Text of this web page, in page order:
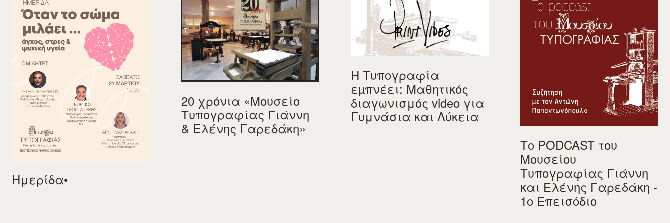
Ημερίδα•
20 χρόνια «Μουσείο
Τυπογραφίας Γιάννη
& Ελένης Γαρεδάκη»
Η Τυπογραφία
εµπνέει: Μαθητικός
διαγωνισμός video για
Γυμνάσια και Λύκεια
Το PODCAST του
Μουσείου
Τυπογραφίας Γιάννη
και Ελένης Γαρεδάκη -
1ο Επεισόδιο